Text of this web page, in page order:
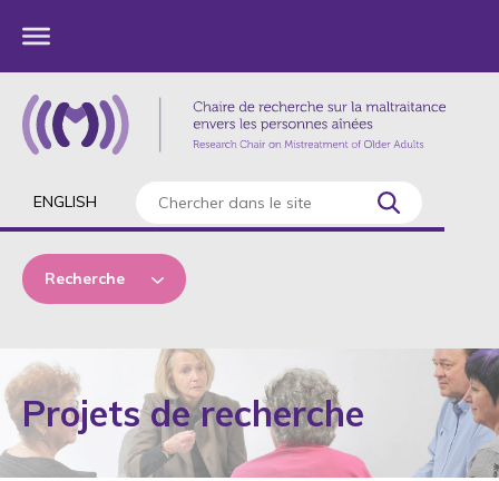
ENGLISH
Recherche
Thématiques
Projets de recherche